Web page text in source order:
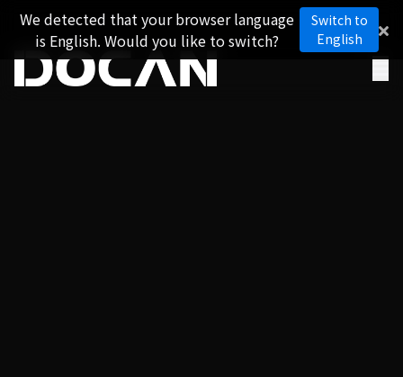
We detected that your browser language
is English. Would you like to switch?
Switch to
English